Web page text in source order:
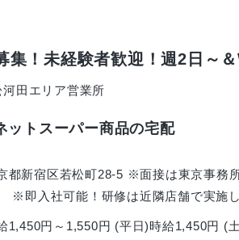
！未経験者歓迎！週2日～
田エリア営業所
ットスーパー商品の宅配
都新宿区若松町28-5 ※面接は東京事務
※即入社可能！研修は近隣店舗で実施
1,450円～1,550円 (平日)時給1,450円 (